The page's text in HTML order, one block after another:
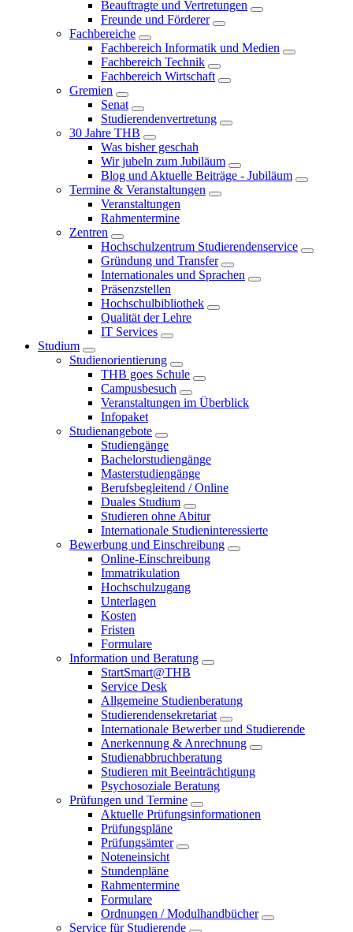
Beauftragte und Vertretungen
Freunde und Förderer
Fachbereiche
Fachbereich Informatik und Medien
Fachbereich Technik
Fachbereich Wirtschaft
Gremien
Senat
Studierendenvertretung
30 Jahre THB
Was bisher geschah
Wir jubeln zum Jubiläum
Blog und Aktuelle Beiträge - Jubiläum
Termine & Veranstaltungen
Veranstaltungen
Rahmentermine
Zentren
Hochschulzentrum Studierendenservice
Gründung und Transfer
Internationales und Sprachen
Präsenzstellen
Hochschulbibliothek
Qualität der Lehre
IT Services
Studium
Studienorientierung
THB goes Schule
Campusbesuch
Veranstaltungen im Überblick
Infopaket
Studienangebote
Studiengänge
Bachelorstudiengänge
Masterstudiengänge
Berufsbegleitend / Online
Duales Studium
Studieren ohne Abitur
Internationale Studieninteressierte
Bewerbung und Einschreibung
Online-Einschreibung
Immatrikulation
Hochschulzugang
Unterlagen
Kosten
Fristen
Formulare
Information und Beratung
StartSmart@THB
Service Desk
Allgemeine Studienberatung
Studierendensekretariat
Internationale Bewerber und Studierende
Anerkennung & Anrechnung
Studienabbruchberatung
Studieren mit Beeinträchtigung
Psychosoziale Beratung
Prüfungen und Termine
Aktuelle Prüfungsinformationen
Prüfungspläne
Prüfungsämter
Noteneinsicht
Stundenpläne
Rahmentermine
Formulare
Ordnungen / Modulhandbücher
Service für Studierende